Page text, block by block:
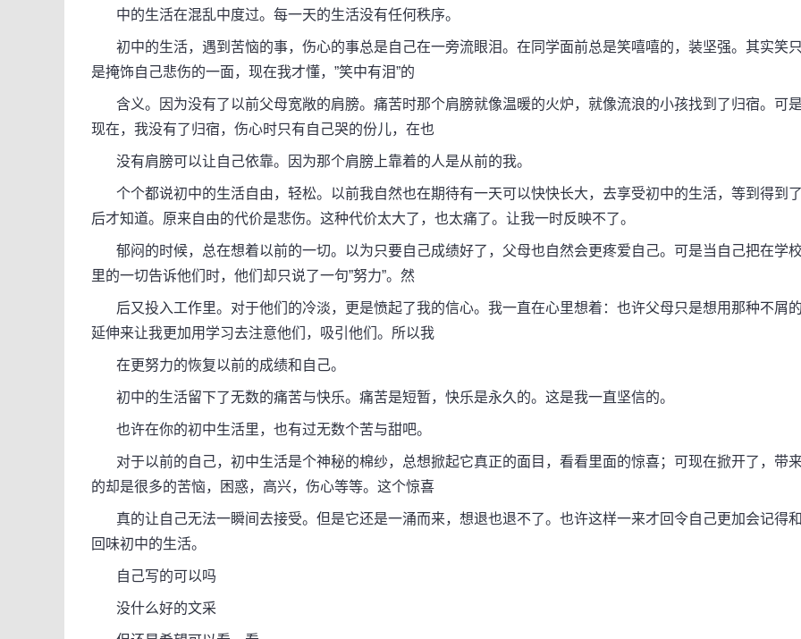
中的生活在混乱中度过。每一天的生活没有任何秩序。
初中的生活，遇到苦恼的事，伤心的事总是自己在一旁流眼泪。在同学面前总是笑嘻嘻的，装坚强。其实笑只
是掩饰自己悲伤的一面，现在我才懂，”笑中有泪”的
含义。因为没有了以前父母宽敞的肩膀。痛苦时那个肩膀就像温暖的火炉，就像流浪的小孩找到了归宿。可是
现在，我没有了归宿，伤心时只有自己哭的份儿，在也
没有肩膀可以让自己依靠。因为那个肩膀上靠着的人是从前的我。
个个都说初中的生活自由，轻松。以前我自然也在期待有一天可以快快长大，去享受初中的生活，等到得到了
后才知道。原来自由的代价是悲伤。这种代价太大了，也太痛了。让我一时反映不了。
郁闷的时候，总在想着以前的一切。以为只要自己成绩好了，父母也自然会更疼爱自己。可是当自己把在学
里的一切告诉他们时，他们却只说了一句”努力”。然
后又投入工作里。对于他们的冷淡，更是愤起了我的信心。我一直在心里想着：也许父母只是想用那种不屑的
延伸来让我更加用学习去注意他们，吸引他们。所以我
在更努力的恢复以前的成绩和自己。
初中的生活留下了无数的痛苦与快乐。痛苦是短暂，快乐是永久的。这是我一直坚信的。
也许在你的初中生活里，也有过无数个苦与甜吧。
对于以前的自己，初中生活是个神秘的棉纱，总想掀起它真正的面目，看看里面的惊喜；可现在掀开了，带
的却是很多的苦恼，困惑，高兴，伤心等等。这个惊喜
真的让自己无法一瞬间去接受。但是它还是一涌而来，想退也退不了。也许这样一来才回令自己更加会记得和
回味初中的生活。
自己写的可以吗
没什么好的文采